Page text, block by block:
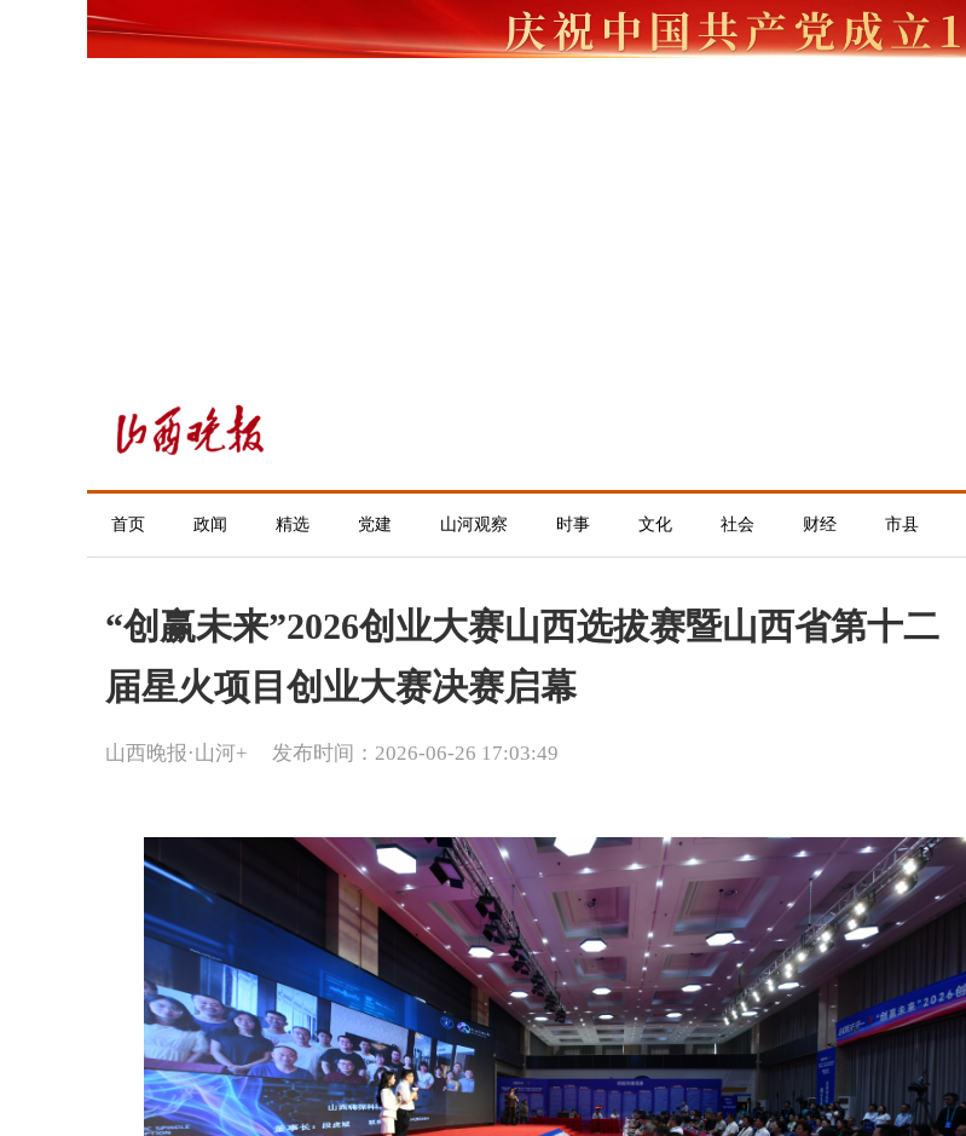
首页 政闻 精选 党建 山河观察 时事 文化 社会 财经 市县
“创赢未来”2026创业大赛山西选拔赛暨山西省第十二
届星火项目创业大赛决赛启幕
山西晚报·山河+ 发布时间：2026-06-26 17:03:49